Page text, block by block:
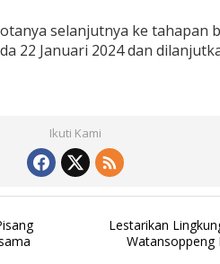
selanjutnya ke tahapan
22 Januari 2024 dan
Ikuti Kami
Lestarikan
Watansoppeng